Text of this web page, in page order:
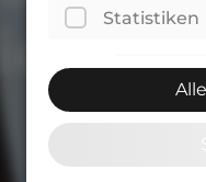
Statistiken